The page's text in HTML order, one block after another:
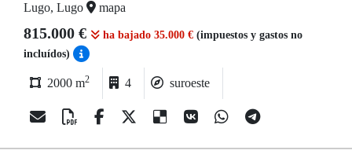
Lugo, Lugo mapa
815.000 € ha bajado 35.000 € (impuestos y gastos no
incluídos)
2000 m2 4 suroeste